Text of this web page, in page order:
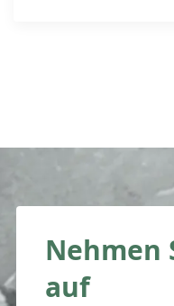
Zahlung wäre
Nehmen
auf